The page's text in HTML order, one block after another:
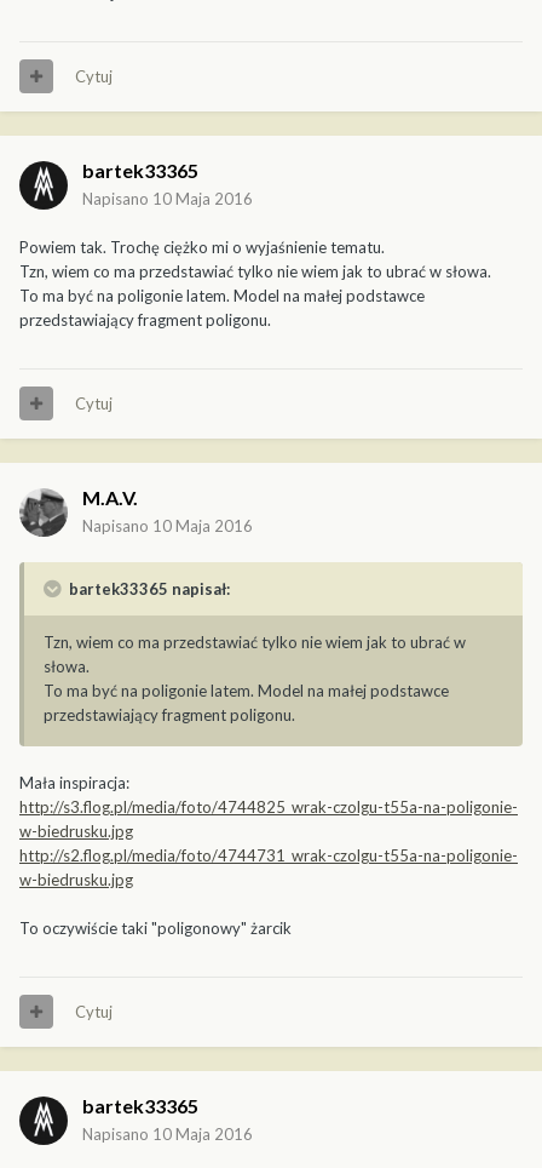
Cytuj
bartek33365
Napisano 10 Maja 2016
Powiem tak. Trochę ciężko mi o wyjaśnienie tematu.
Tzn, wiem co ma przedstawiać tylko nie wiem jak to ubrać w słowa.
To ma być na poligonie latem. Model na małej podstawce
przedstawiający fragment poligonu.
Cytuj
M.A.V.
Napisano 10 Maja 2016
bartek33365 napisał:
Tzn, wiem co ma przedstawiać tylko nie wiem jak to ubrać w
słowa.
To ma być na poligonie latem. Model na małej podstawce
przedstawiający fragment poligonu.
Mała inspiracja:
http://s3.flog.pl/media/foto/4744825_wrak-czolgu-t55a-na-poligonie-
w-biedrusku.jpg
http://s2.flog.pl/media/foto/4744731_wrak-czolgu-t55a-na-poligonie-
w-biedrusku.jpg
To oczywiście taki "poligonowy" żarcik
Cytuj
bartek33365
Napisano 10 Maja 2016